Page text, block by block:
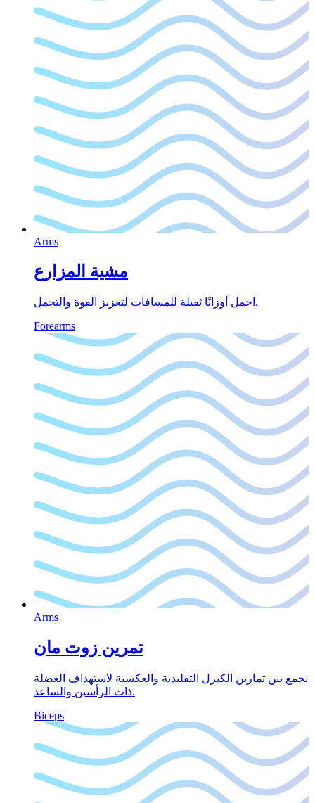
Arms
مشية المزارع
احمل أوزانًا ثقيلة للمسافات لتعزيز القوة والتحمل.
Forearms
Arms
تمرين زوت مان
يجمع بين تمارين الكيرل التقليدية والعكسية لاستهداف العضلة
ذات الرأسين والساعد.
Biceps